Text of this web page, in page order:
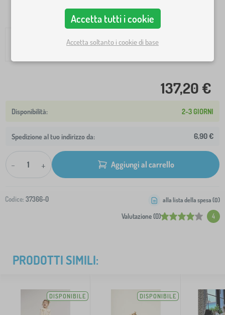
137,20 €
2-3 GIORNI
Spedizione al tuo indirizzo da: 6,90 €
- + Aggiungi al carrello
Codice: 37366-0
Valutazione (0) 4
alla lista della spesa (0)
PRODOTTI SIMILI:
DISPONIBILE DISPONIBILE
Accetta tutti i cookie
Accetta soltanto i cookie di base